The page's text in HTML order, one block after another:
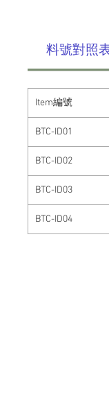
料號對照
Item編號
BTC-ID01
BTC-ID02
BTC-ID03
BTC-ID04